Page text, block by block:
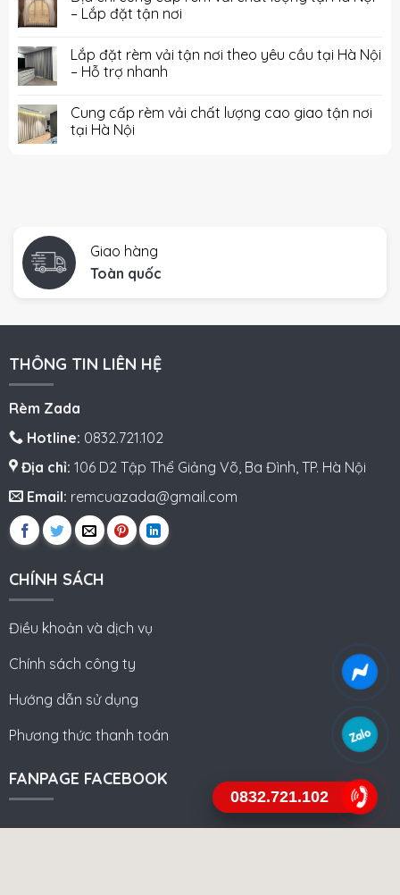
– Lắp đặt tận nơi
Lắp đặt rèm vải tận nơi theo yêu cầu tại Hà Nội
– Hỗ trợ nhanh
Cung cấp rèm vải chất lượng cao giao tận nơi
tại Hà Nội
Giao hàng
Toàn quốc
THÔNG TIN LIÊN HỆ
Rèm Zada
Hotline: 0832.721.102
Địa chỉ: 106 D2 Tập Thể Giảng Võ, Ba Đình, TP. Hà Nội
Email: remcuazada@gmail.com
CHÍNH SÁCH
Điều khoản và dịch vụ
Chính sách công ty
Hướng dẫn sử dụng
Phương thức thanh toán
FANPAGE FACEBOOK
0832.721.102